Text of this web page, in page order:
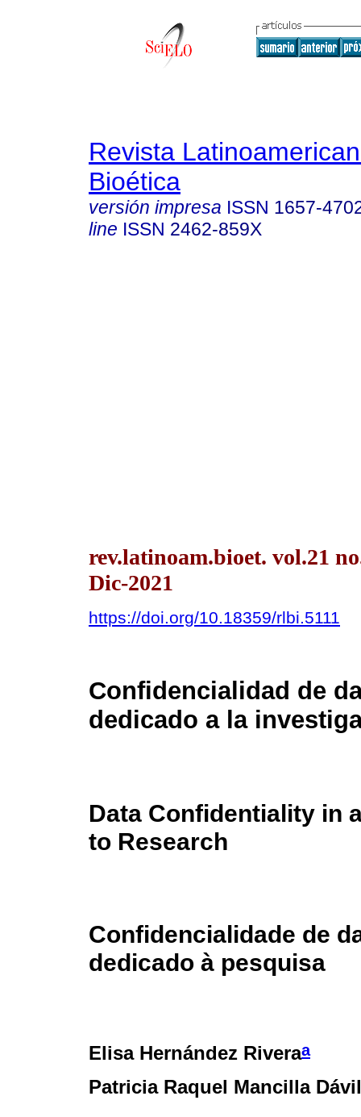
Revista
Bioética
versión impresa ISSN 1657-
line ISSN 2462-859X
rev.latinoam.bioet. vol.21
Dic-2021
https://doi.org/10.18359/rlbi.5111
Confidencialidad de
dedicado a la
Data Confidentiality in
to Research
Confidencialidade de
dedicado à pesquisa
Elisa Hernández Riveraa
Patricia Raquel Mancilla